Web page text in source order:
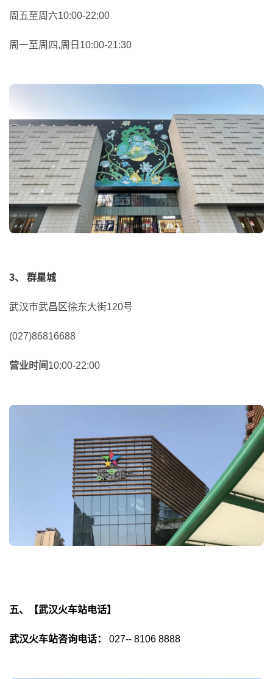
周五至周六10:00-22:00
周一至周四,周日10:00-21:30
3、 群星城
武汉市武昌区徐东大街120号
(027)86816688
营业时间 10:00-22:00
五、【武汉火车站电话】
武汉火车站咨询电话： 027-- 8106 8888